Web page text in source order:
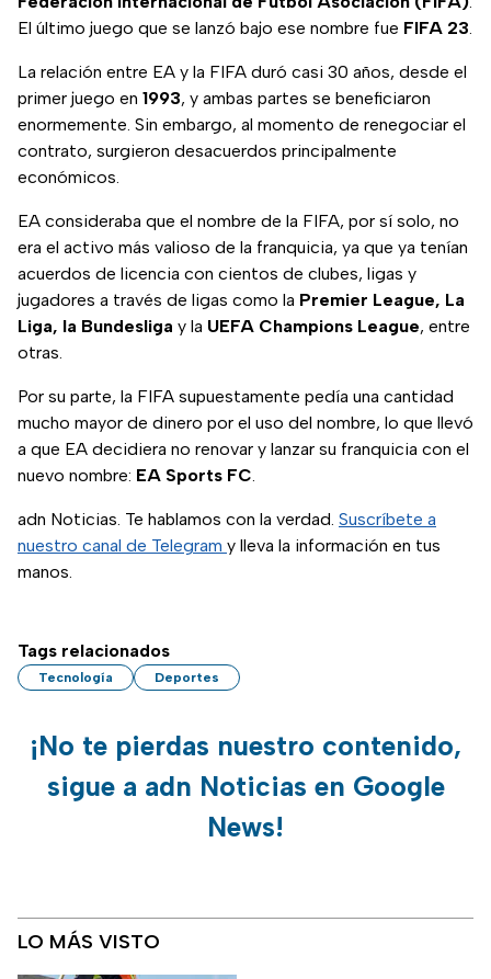
El último juego que se lanzó bajo ese nombre fue FIFA 23.
La relación entre EA y la FIFA duró casi 30 años, desde el
primer juego en 1993, y ambas partes se beneficiaron
enormemente. Sin embargo, al momento de renegociar el
contrato, surgieron desacuerdos principalmente
económicos.
EA consideraba que el nombre de la FIFA, por sí solo, no
era el activo más valioso de la franquicia, ya que ya tenían
acuerdos de licencia con cientos de clubes, ligas y
jugadores a través de ligas como la Premier League, La
Liga, la Bundesliga y la UEFA Champions League, entre
otras.
Por su parte, la FIFA supuestamente pedía una cantidad
mucho mayor de dinero por el uso del nombre, lo que llevó
a que EA decidiera no renovar y lanzar su franquicia con el
nuevo nombre: EA Sports FC.
adn Noticias. Te hablamos con la verdad. Suscríbete a
nuestro canal de Telegram y lleva la información en tus
manos.
Tags relacionados
Tecnología Deportes
¡No te pierdas nuestro contenido,
sigue a adn Noticias en Google
News!
LO MÁS VISTO